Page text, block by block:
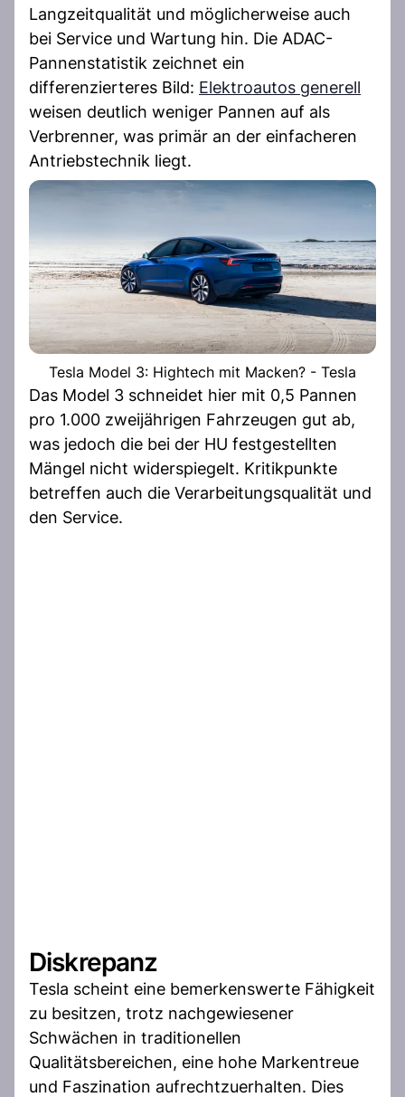
Langzeitqualität und möglicherweise auch
bei Service und Wartung hin. Die ADAC-
Pannenstatistik zeichnet ein
differenzierteres Bild: Elektroautos generell
weisen deutlich weniger Pannen auf als
Verbrenner, was primär an der einfacheren
Antriebstechnik liegt.
Tesla Model 3: Hightech mit Macken? - Tesla
Das Model 3 schneidet hier mit 0,5 Pannen
pro 1.000 zweijährigen Fahrzeugen gut ab,
was jedoch die bei der HU festgestellten
Mängel nicht widerspiegelt. Kritikpunkte
betreffen auch die Verarbeitungsqualität und
den Service.
Diskrepanz
Tesla scheint eine bemerkenswerte Fähigkeit
zu besitzen, trotz nachgewiesener
Schwächen in traditionellen
Qualitätsbereichen, eine hohe Markentreue
und Faszination aufrechtzuerhalten. Dies